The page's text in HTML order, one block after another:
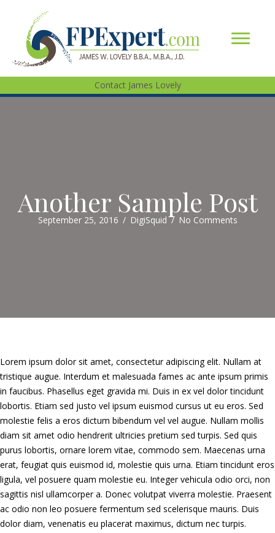
Contact James Lovely
Another Sample Post
September 25, 2016 / DigiSquid/ No Comments
Lorem ipsum dolor sit amet, consectetur adipiscing elit. Nullam at
tristique augue. Interdum et malesuada fames ac ante ipsum primis
in faucibus. Phasellus eget gravida mi. Duis in ex vel dolor tincidunt
lobortis. Etiam sed justo vel ipsum euismod cursus ut eu eros. Sed
molestie felis a eros dictum bibendum vel vel augue. Nullam mollis
diam sit amet odio hendrerit ultricies pretium sed turpis. Sed quis
purus lobortis, ornare lorem vitae, commodo sem. Maecenas urna
erat, feugiat quis euismod id, molestie quis urna. Etiam tincidunt eros
ligula, vel posuere quam molestie eu. Integer vehicula odio orci, non
sagittis nisl ullamcorper a. Donec volutpat viverra molestie. Praesent
ac odio non leo posuere fermentum sed scelerisque mauris. Duis
dolor diam, venenatis eu placerat maximus, dictum nec turpis.